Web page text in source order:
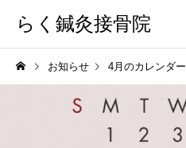
らく鍼灸接骨院
お知らせ 4月のカレンダー